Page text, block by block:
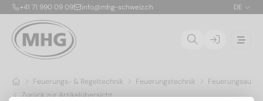
+41 71 990 09 09 info@mhg-schweiz.ch DE
Feuerungs- & Regeltechnik Feuerungstechnik
Zurück zur Artikelübersicht